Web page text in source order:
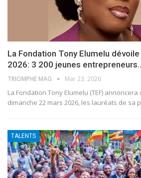
La Fondation Tony Elumelu
2026: 3 200 jeunes
TRIOMPHE MAG Mar 23, 2026
La Fondation Tony Elumelu (TEF)
dimanche 22 mars 2026, les lauréats de sa
TALENTS